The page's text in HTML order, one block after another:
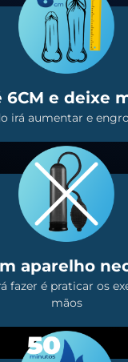
6CM e deixe
irá aumentar e
aparelho
fazer é praticar os
mãos